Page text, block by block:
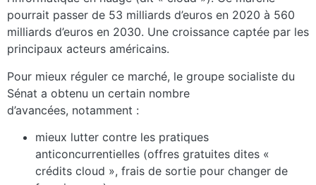
pourrait passer de 53 milliards d’euros en 2020 à 560
milliards d’euros en 2030. Une croissance captée par les
principaux acteurs américains.
Pour mieux réguler ce marché, le groupe socialiste du
Sénat a obtenu un certain nombre
d’avancées, notamment :
mieux lutter contre les pratiques
anticoncurrentielles (offres gratuites dites «
crédits cloud », frais de sortie pour changer de